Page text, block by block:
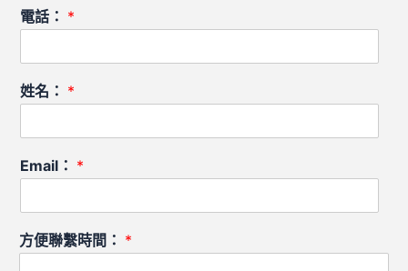
電話： *
姓名： *
Email： *
方便聯繫時間： *